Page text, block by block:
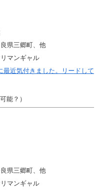
県三郷町、他
マンギャル
近気付きました。リードして
能？）
県三郷町、他
マンギャル